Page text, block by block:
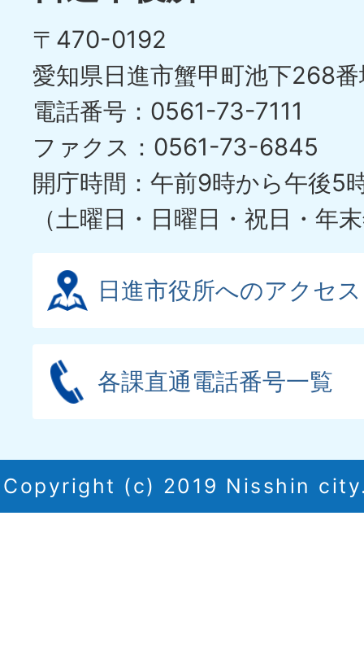
の
ス
ラ
イ
ド
〒470-0192
愛知県日進市蟹甲町池下268
電話番号：0561-73-7111
ファクス：0561-73-6845
開庁時間：午前9時から午後5
（土曜日・日曜日・祝日・年
日進市役所へのアクセス
各課直通電話番号一覧
Copyright (c) 2019 Nisshin